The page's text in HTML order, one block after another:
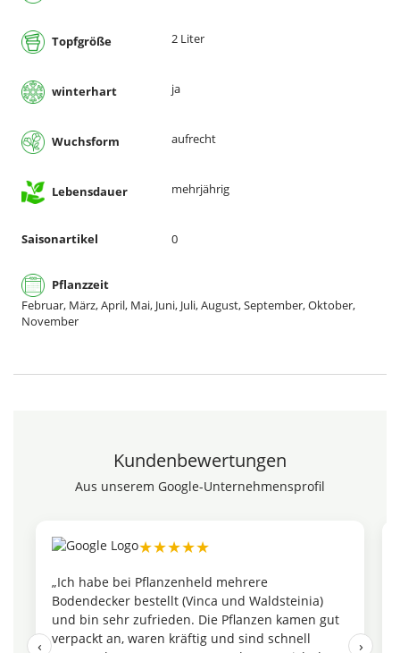
Topfgröße 2 Liter
winterhart ja
Wuchsform aufrecht
Lebensdauer mehrjährig
Saisonartikel 0
Pflanzzeit
Februar, März, April, Mai, Juni, Juli, August, September, Oktober,
November
Kundenbewertungen
Aus unserem Google-Unternehmensprofil
★★★★★
„Ich habe bei Pflanzenheld mehrere
Bodendecker bestellt (Vinca und Waldsteinia)
und bin sehr zufrieden. Die Pflanzen kamen gut
verpackt an, waren kräftig und sind schnell
‹ ›